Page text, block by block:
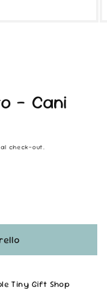
- Cani
check-out.
Tiny Gift Shop